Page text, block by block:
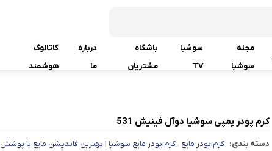
مجله
سوشیا
سوشیا
TV
باشگاه
مشتریان
درباره
ما
کاتالوگ
هوشمند
کرم پودر پمپی سوشیا دوآل فینیش 531
دسته بندی: کرم پودر مایع ،کرم پودر مایع سوشیا | بهترین فاندیشن مایع با پوشش